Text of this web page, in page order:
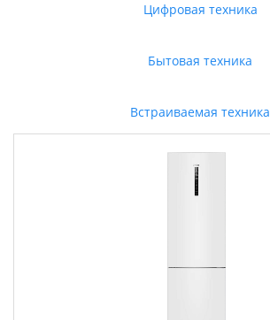
Цифровая техника
Бытовая техника
Встраиваемая техника